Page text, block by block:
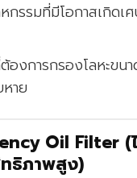
กรรมที่มีโอกาสเกิดเศ
องการกรองโลหะขน
าย
Oil Filter (
ธิภาพสูง)